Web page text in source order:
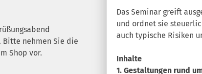
Bitte nehmen Sie die
Shop vor.
Das Seminar greift
und ordnet sie
auch typische Risiken
Inhalte
1. Gestaltungen rund